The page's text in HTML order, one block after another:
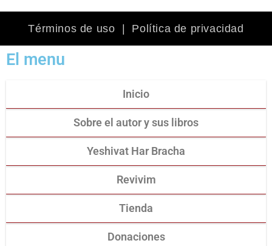
Términos de uso Política de privacidad
El menu
Inicio
Sobre el autor y sus libros
Yeshivat Har Bracha
Revivim
Tienda
Donaciones